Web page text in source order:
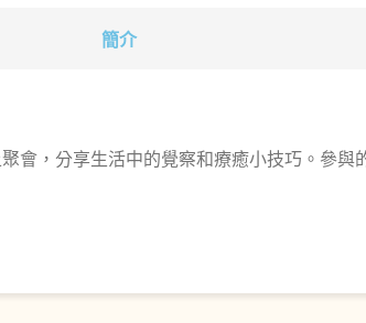
簡介
會，分享生活中的覺察和療癒小技巧。參